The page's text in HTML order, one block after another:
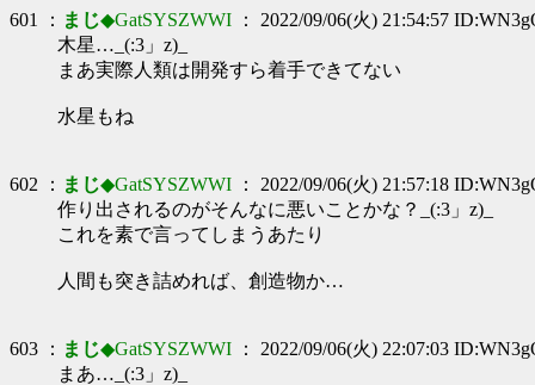
601 ： まじ◆GatSYSZWWI ： 2022/09/06(火) 21:54:57
木星…_(:3」z)_
まあ実際人類は開発すら着手できてない
水星もね
602 ： まじ◆GatSYSZWWI ： 2022/09/06(火) 21:57:18
作り出されるのがそんなに悪いことかな？_(:3」z)_
これを素で言ってしまうあたり
人間も突き詰めれば、創造物か…
603 ： まじ◆GatSYSZWWI ： 2022/09/06(火) 22:07:03
まあ…_(:3」z)_